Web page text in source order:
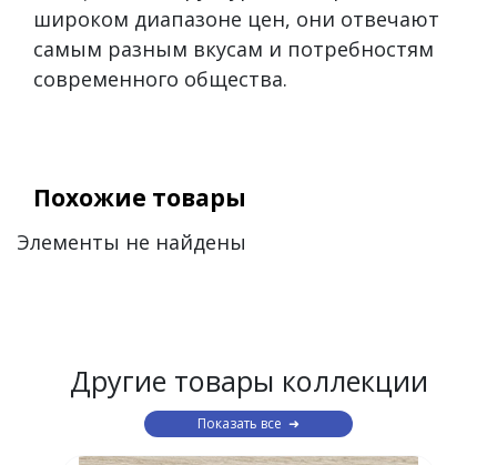
широком диапазоне цен, они отвечают
самым разным вкусам и потребностям
современного общества.
Похожие товары
Элементы не найдены
Другие товары коллекции
Показать все